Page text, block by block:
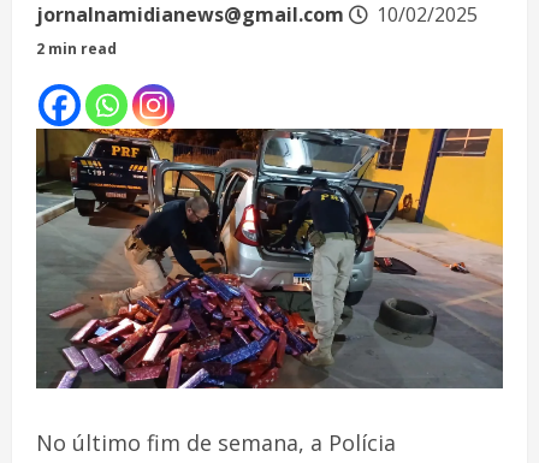
jornalnamidianews@gmail.com 10/02/2025
2 min read
No último fim de semana, a Polícia